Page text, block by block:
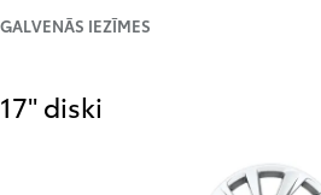
GALVENĀS IEZĪMES
17" diski